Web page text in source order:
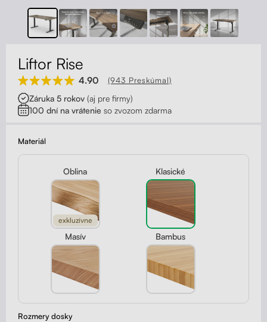
Kolieska
Stojany na monitor - Riser
Skrinky so zásuvkami a zásuvky
Akustické paravány
Opierky
Kontakt
Liftor Rise
4.90 (943 Preskúmal)
Záruka 5 rokov (aj pre firmy)
100 dní na vrátenie so zvozom zdarma
Materiál
Oblina
exkluzívne
Klasické
Masív Bambus
Rozmery dosky